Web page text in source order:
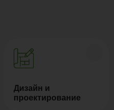
Дизайн и
проектирование